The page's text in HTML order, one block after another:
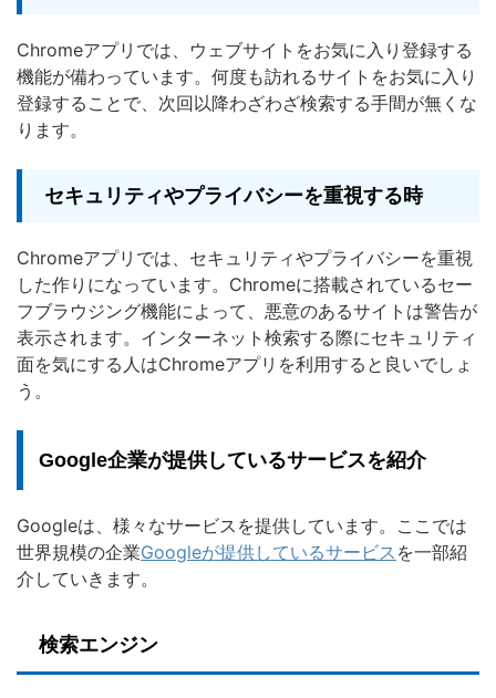
Chromeアプリでは、ウェブサイトをお気に入り登録する
機能が備わっています。何度も訪れるサイトをお気に入り
登録することで、次回以降わざわざ検索する手間が無くな
ります。
セキュリティやプライバシーを重視する時
Chromeアプリでは、セキュリティやプライバシーを重視
した作りになっています。Chromeに搭載されているセー
フブラウジング機能によって、悪意のあるサイトは警告が
表示されます。インターネット検索する際にセキュリティ
面を気にする人はChromeアプリを利用すると良いでしょ
う。
Google企業が提供しているサービスを紹介
Googleは、様々なサービスを提供しています。ここでは
世界規模の企業Googleが提供しているサービス を一部紹
介していきます。
検索エンジン